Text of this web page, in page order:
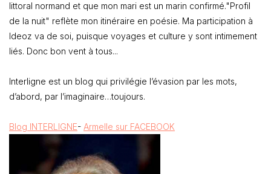
littoral normand et que mon mari est un marin confirmé."Profil
de la nuit" reflète mon itinéraire en poésie. Ma participation à
Ideoz va de soi, puisque voyages et culture y sont intimement
liés. Donc bon vent à tous...
Interligne est un blog qui privilégie l’évasion par les mots,
d’abord, par l’imaginaire…toujours.
Blog INTERLIGNE- Armelle sur FACEBOOK